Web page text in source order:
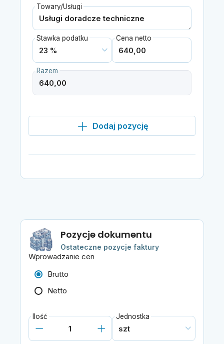
Towary/Usługi
Stawka podatku Cena netto
Razem
Dodaj pozycję
Pozycje dokumentu
Ostateczne pozycje faktury
Wprowadzanie cen
Brutto
Netto
Ilość Jednostka